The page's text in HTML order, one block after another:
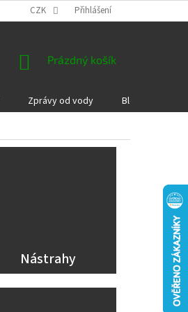
DÁRKOVÉ POUKAZY
CZK Přihlášení
NÁKUPNÍ
Prázdný košík
Zprávy od vody Blog
Nástrahy